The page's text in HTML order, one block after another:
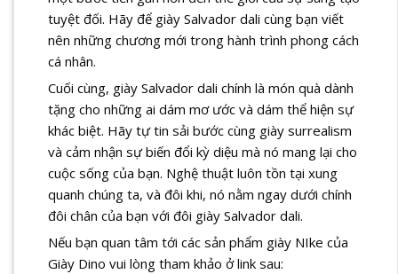
tuyệt đối. Hãy để giày Salvador dali cùng bạn viết
nên những chương mới trong hành trình phong cách
cá nhân.
Cuối cùng, giày Salvador dali chính là món quà dành
tặng cho những ai dám mơ ước và dám thể hiện sự
khác biệt. Hãy tự tin sải bước cùng giày surrealism
và cảm nhận sự biến đổi kỳ diệu mà nó mang lại cho
cuộc sống của bạn. Nghệ thuật luôn tồn tại xung
quanh chúng ta, và đôi khi, nó nằm ngay dưới chính
đôi chân của bạn với đôi giày Salvador dali.
Nếu bạn quan tâm tới các sản phẩm giày NIke của
Giày Dino vui lòng tham khảo ở link sau: